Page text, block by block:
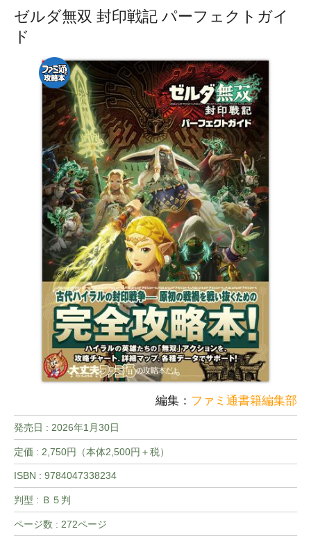
ゼルダ無双 封印戦記 パーフェクトガイ
ド
編集： ファミ通書籍編集部
発売日 : 2026年1月30日
定価 : 2,750円（本体2,500円＋税）
ISBN : 9784047338234
判型 : Ｂ５判
ページ数 : 272ページ